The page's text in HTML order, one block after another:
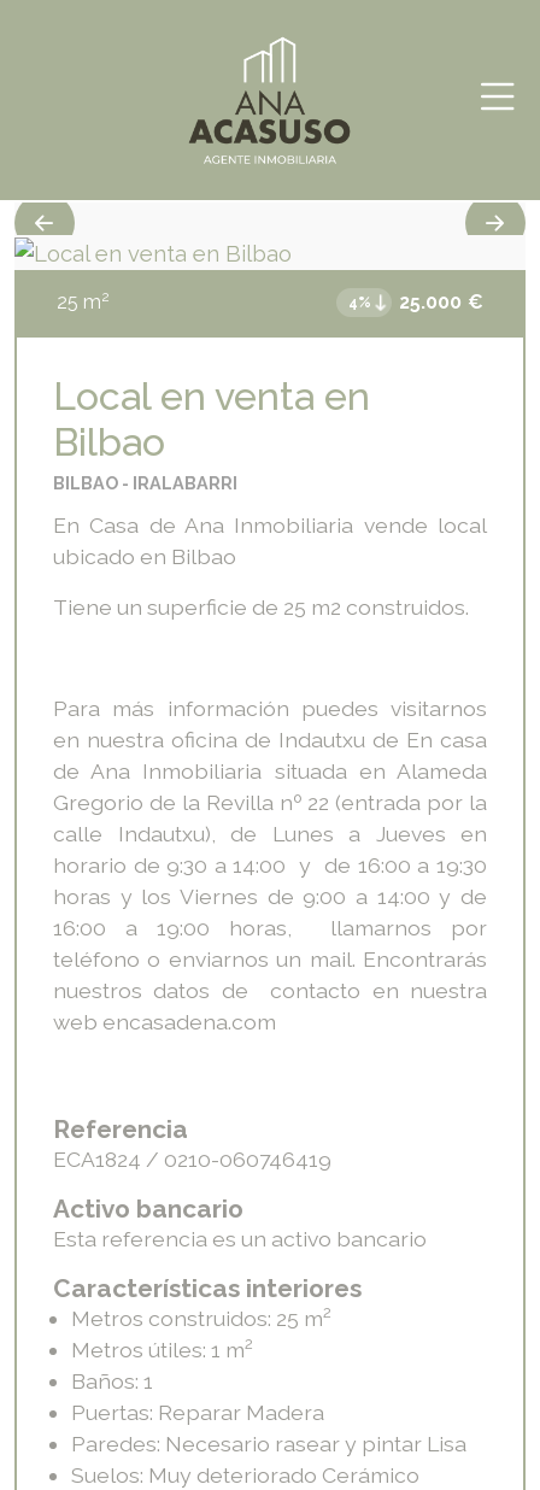
25 m2 4% 25.000 €
Local en venta en
Bilbao
BILBAO IRALABARRI
En Casa de Ana Inmobiliaria vende local
ubicado en Bilbao
Tiene un superficie de 25 m2 construidos.
Para más información puedes visitarnos
en nuestra oficina de Indautxu de En casa
de Ana Inmobiliaria situada en Alameda
Gregorio de la Revilla nº 22 (entrada por la
calle Indautxu), de Lunes a Jueves en
horario de 9:30 a 14:00 y de 16:00 a 19:30
horas y los Viernes de 9:00 a 14:00 y de
16:00 a 19:00 horas, llamarnos por
teléfono o enviarnos un mail. Encontrarás
nuestros datos de contacto en nuestra
web encasadena.com
Referencia
ECA1824 / 0210-060746419
Activo bancario
Esta referencia es un activo bancario
Características interiores
Metros construidos: 25 m2
Metros útiles: 1 m2
Baños: 1
Puertas: Reparar Madera
Paredes: Necesario rasear y pintar Lisa
Suelos: Muy deteriorado Cerámico